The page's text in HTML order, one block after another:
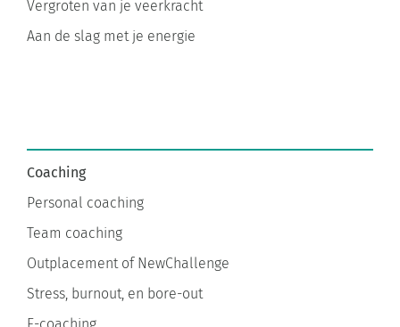
Aan de slag met je energie
Coaching
Personal coaching
Outplacement of NewChallenge
Stress, burnout, en bore-out
E-coaching